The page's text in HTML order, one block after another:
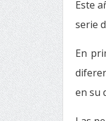
Este
serie
En
en su